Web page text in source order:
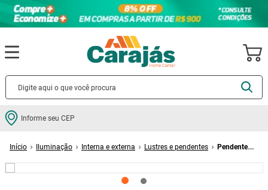
Informe seu CEP
Iluminação Interna e externa Lustres e pendentes
Pendente
Termos mais buscados
2º porcelanato